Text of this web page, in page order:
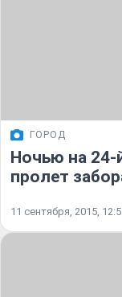
ГОРОД
Ночью на 24-
пролет
11 сентября, 2015,